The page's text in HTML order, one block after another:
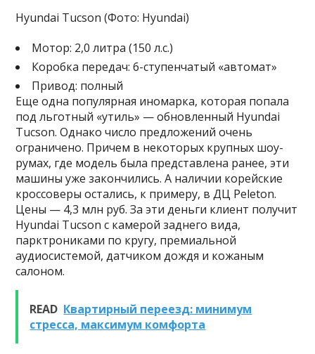
Hyundai Tucson (Фото: Hyundai)
Мотор: 2,0 литра (150 л.с.)
Коробка передач: 6-ступенчатый «автомат»
Привод: полный
Еще одна популярная иномарка, которая попала
под льготный «утиль» — обновленный Hyundai
Tucson. Однако число предложений очень
ограничено. Причем в некоторых крупных шоу-
румах, где модель была представлена ранее, эти
машины уже закончились. А наличии корейские
кроссоверы остались, к примеру, в ДЦ Peleton.
Цены — 4,3 млн руб. За эти деньги клиент получит
Hyundai Tucson c камерой заднего вида,
парктрониками по кругу, премиальной
аудиосистемой, датчиком дождя и кожаным
салоном.
READ Квартирный переезд: минимум
стресса, максимум комфорта